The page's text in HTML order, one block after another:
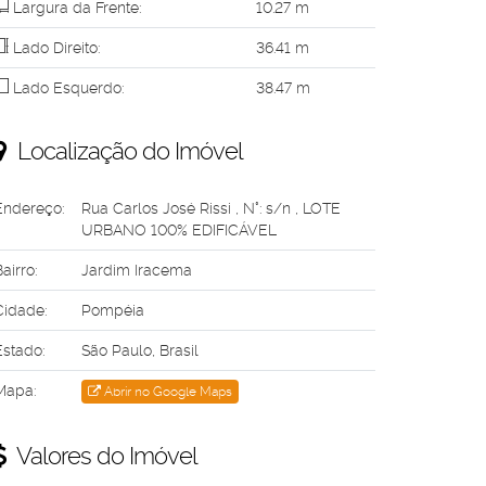
Largura da Frente: 10.27 m
Lado Direito: 36.41 m
Lado Esquerdo: 38.47 m
Localização do Imóvel
Rua Carlos José Rissi N°: s/n
LOTE
URBANO 100% EDIFICÁVEL
Jardim Iracema
Pompéia
São Paulo, Brasil
Abrir no Google Maps
Valores do Imóvel